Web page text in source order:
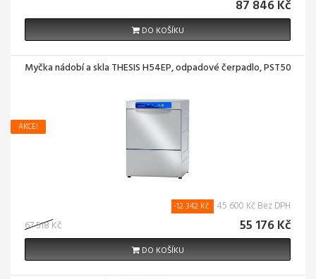
87 846 Kč
DO KOŠÍKU
Myčka nádobí a skla THESIS H54EP, odpadové čerpadlo, PST50
AKCE!
67 518 Kč
-12 342 Kč 45 600 Kč Bez DPH
55 176 Kč
DO KOŠÍKU